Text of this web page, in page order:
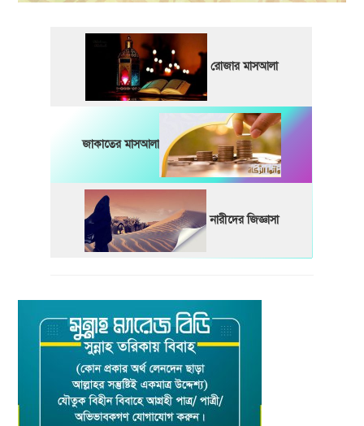
রোজার মাসআলা
জাকাতের মাসআলা
নারীদের জিজ্ঞাসা